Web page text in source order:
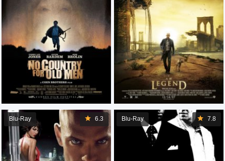
7.8
Blu-Ray
6.3
Blu-Ray